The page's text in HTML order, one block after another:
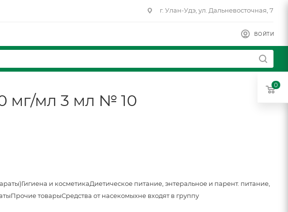
г. Улан-Удэ, ул. Дальневосточная, 7
ВОЙТИ
мг/мл 3 мл № 10
Гигиена и косметикаДиетическое питание, энтеральное и парент. питание,
Прочие товарыСредства от насекомыхне входят в группу
0